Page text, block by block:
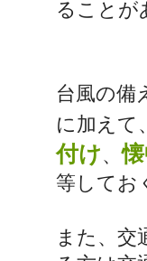
ることが
台風の備
に加えて
付け、
等してお
また、交